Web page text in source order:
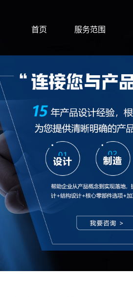
首页 服务范围